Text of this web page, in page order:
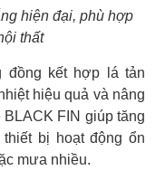
hiện đại, phù hợp
thất
đồng kết hợp lá tản
hiệu quả và nâng
FIN giúp tăng
bị hoạt động ổn
mưa nhiều.